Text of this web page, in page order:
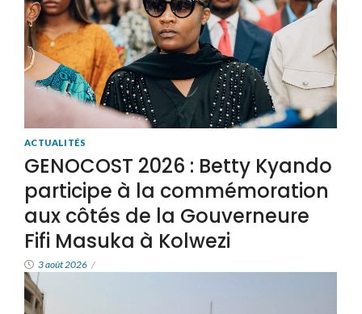
ACTUALITÉS
GENOCOST 2026 : Betty Kyando
participe à la commémoration
aux côtés de la Gouverneure
Fifi Masuka à Kolwezi
3 août 2026 /